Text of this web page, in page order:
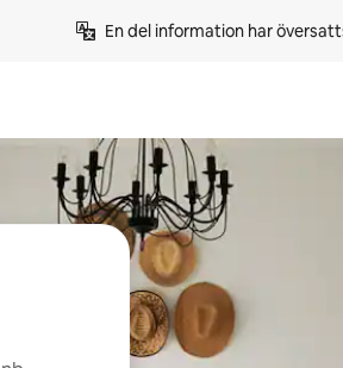
En del information har